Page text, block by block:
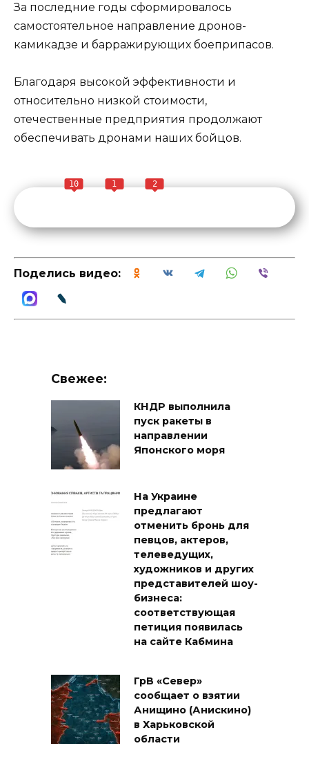
За последние годы сформировалось
самостоятельное направление дронов-
камикадзе и барражирующих боеприпасов.
Благодаря высокой эффективности и
относительно низкой стоимости,
отечественные предприятия продолжают
обеспечивать дронами наших бойцов.
10 1 2
Поделись видео:
Свежее:
КНДР выполнила
пуск ракеты в
направлении
Японского моря
На Украине
предлагают
отменить бронь для
певцов, актеров,
телеведущих,
художников и других
представителей шоу-
бизнеса:
соответствующая
петиция появилась
на сайте Кабмина
ГрВ «Север»
сообщает о взятии
Анищино (Анискино)
в Харьковской
области